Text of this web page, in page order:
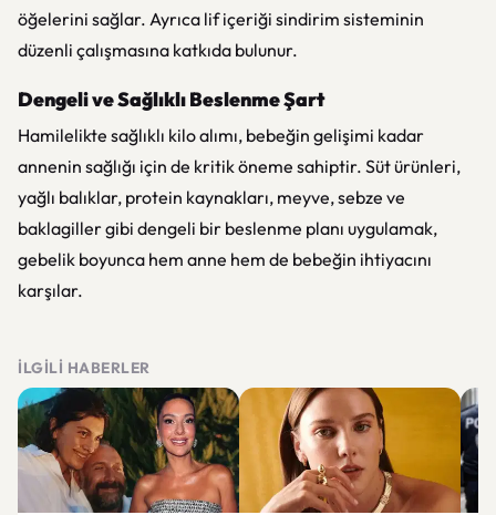
öğelerini sağlar. Ayrıca lif içeriği sindirim sisteminin
düzenli çalışmasına katkıda bulunur.
Dengeli ve Sağlıklı Beslenme Şart
Hamilelikte sağlıklı kilo alımı, bebeğin gelişimi kadar
annenin sağlığı için de kritik öneme sahiptir. Süt ürünleri,
yağlı balıklar, protein kaynakları, meyve, sebze ve
baklagiller gibi dengeli bir beslenme planı uygulamak,
gebelik boyunca hem anne hem de bebeğin ihtiyacını
karşılar.
İLGILI HABERLER